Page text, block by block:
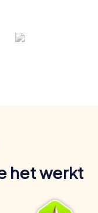
het werkt